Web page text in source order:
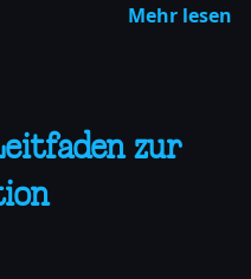
Mehr lesen
zur